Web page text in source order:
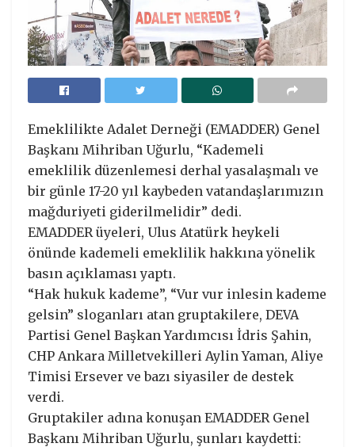
Emeklilikte Adalet Derneği (EMADDER) Genel
Başkanı Mihriban Uğurlu, “Kademeli
emeklilik düzenlemesi derhal yasalaşmalı ve
bir günle 17-20 yıl kaybeden vatandaşlarımızın
mağduriyeti giderilmelidir” dedi.
EMADDER üyeleri, Ulus Atatürk heykeli
önünde kademeli emeklilik hakkına yönelik
basın açıklaması yaptı.
“Hak hukuk kademe”, “Vur vur inlesin kademe
gelsin” sloganları atan gruptakilere, DEVA
Partisi Genel Başkan Yardımcısı İdris Şahin,
CHP Ankara Milletvekilleri Aylin Yaman, Aliye
Timisi Ersever ve bazı siyasiler de destek
verdi.
Gruptakiler adına konuşan EMADDER Genel
Başkanı Mihriban Uğurlu, şunları kaydetti: